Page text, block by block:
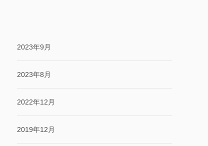
2023年9月
2023年8月
2022年12月
2019年12月